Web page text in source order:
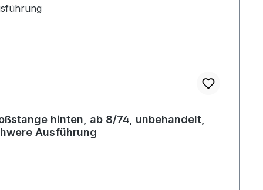
hinten, ab 8/74, unbehandelt,
Ausführung